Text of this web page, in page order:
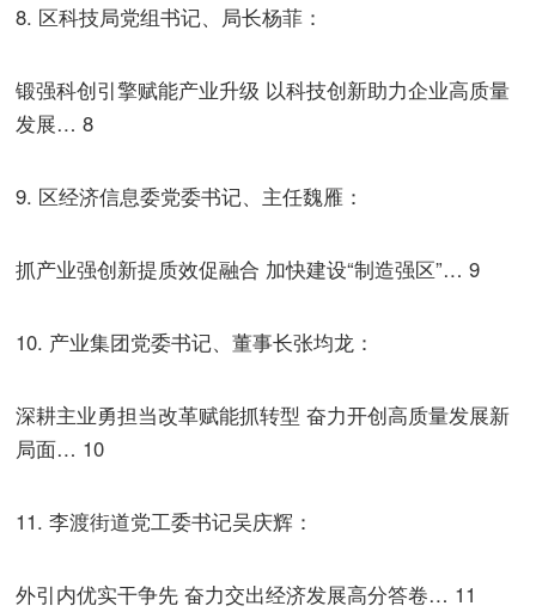
8. 区科技局党组书记、局长杨菲：
锻强科创引擎赋能产业升级 以科技创新助力企业高质量
发展… 8
9. 区经济信息委党委书记、主任魏雁：
抓产业强创新提质效促融合 加快建设“制造强区”… 9
10. 产业集团党委书记、董事长张均龙：
深耕主业勇担当改革赋能抓转型 奋力开创高质量发展新
局面… 10
11. 李渡街道党工委书记吴庆辉：
外引内优实干争先 奋力交出经济发展高分答卷… 11